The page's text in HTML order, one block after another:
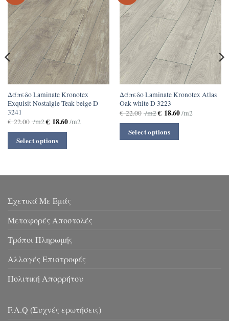
Δάπεδο Laminate Kronotex
Exquisit Nostalgie Teak beige D
3241
€22.00 /m2€18.60/m2
Select options
Δάπεδο Laminate Kronotex Atlas
Oak white D 3223
€22.00 /m2€18.60/m2
Select options
Σχετικά Με Εμάς
Μεταφορές Αποστολές
Τρόποι Πληρωμής
Αλλαγές Επιστροφές
Πολιτική Απορρήτου
F.A.Q (Συχνές ερωτήσεις)